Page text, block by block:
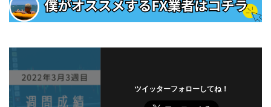
ツイッターフォローしてね！